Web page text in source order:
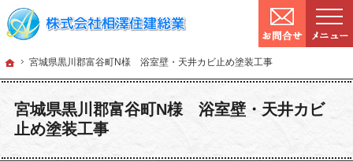
ホーム
宮城県黒川郡富谷町N様 浴室壁・天井カビ止め塗装工事
宮城県黒川郡富谷町N様 浴室壁・天井カビ
止め塗装工事
確かな技術と信頼。宮城県仙台市の塗装・リフォームを手がける工務店なら当社へ
宮城県仙台市の塗装・リフォームなら工務店の相澤住建総業
ホーム宮城県黒川郡